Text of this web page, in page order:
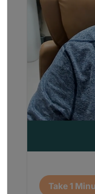
Take 1